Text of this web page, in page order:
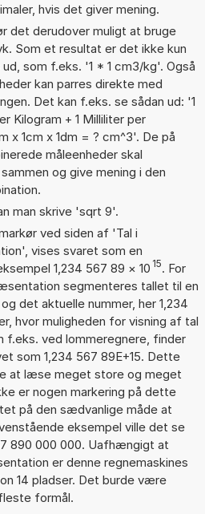
hvis det giver mening.
det derudover muligt at bruge
Som et resultat er det ikke kun
som f.eks. '1 * 1 cm3/kg'. Også
kan parres direkte med
Det kan f.eks. se sådan ud: '1
Kilogram + 1 Milliliter per
x 1cm x 1dm = ? cm^3'. De på
måleenheder skal
og give mening i den
man skrive 'sqrt 9'.
ved siden af 'Tal i
vises svaret som en
1,234 567 89 × 10 15. For
segmenteres tallet til en
det aktuelle nummer, her 1,234
hvor muligheden for visning af tal
ved lommeregnere, finder
som 1,234 567 89E+15. Dette
at læse meget store og meget
er nogen markering på dette
på den sædvanlige måde at
eksempel ville det se
890 000 000. Uafhængigt at
er denne regnemaskines
14 pladser. Det burde være
formål.